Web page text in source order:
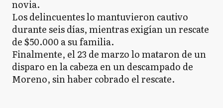
novia.
Los delincuentes lo mantuvieron cautivo
durante seis días, mientras exigían un rescate
de $50.000 a su familia.
Finalmente, el 23 de marzo lo mataron de un
disparo en la cabeza en un descampado de
Moreno, sin haber cobrado el rescate.